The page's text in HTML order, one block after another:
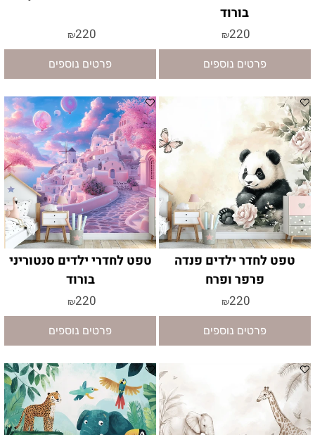
בורוד
₪220
פרטים נוספים
₪220
פרטים נוספים
טפט לחדר ילדים פנדה
פרפר ופרח
₪220
פרטים נוספים
טפט לחדרי ילדים סנטוריני
בורוד
₪220
פרטים נוספים